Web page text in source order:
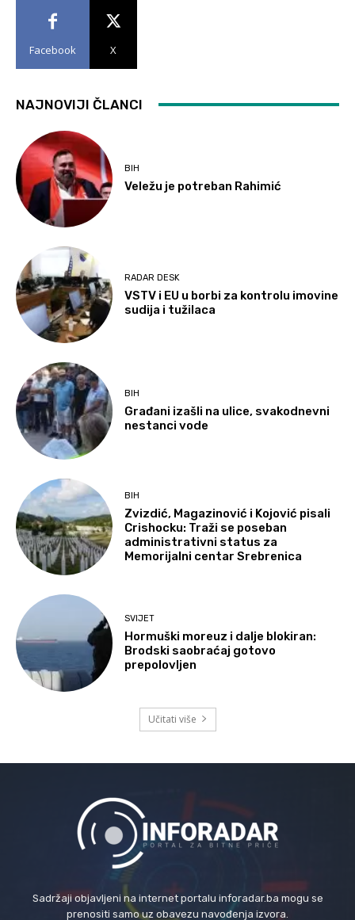
Facebook X
NAJNOVIJI ČLANCI
BIH
Veležu je potreban Rahimić
RADAR DESK
VSTV i EU u borbi za kontrolu imovine
sudija i tužilaca
BIH
Građani izašli na ulice, svakodnevni
nestanci vode
BIH
Zvizdić, Magazinović i Kojović pisali
Crishocku: Traži se poseban
administrativni status za
Memorijalni centar Srebrenica
SVIJET
Hormuški moreuz i dalje blokiran:
Brodski saobraćaj gotovo
prepolovljen
Učitati više
Sadržaji objavljeni na internet portalu inforadar.ba mogu se
prenositi samo uz obavezu navođenja izvora.